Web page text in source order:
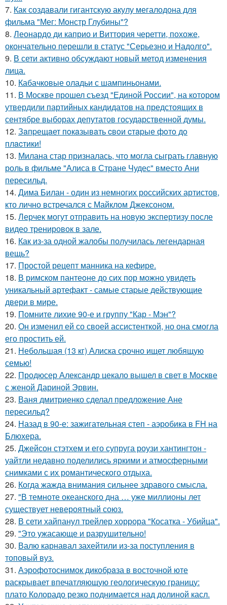
7. Как создавали гигантскую акулу мегалодона для
фильма "Мег: Монстр Глубины"?
8. Леонардо ди каприо и Виттория черетти, похоже,
окончательно перешли в статус "Серьезно и Надолго".
9. В сети активно обсуждают новый метод изменения
лица.
10. Кабачковые оладьи с шампиньонами.
11. В Москве прошел съезд "Единой России", на котором
утвердили партийных кандидатов на предстоящих в
сентябре выборах депутатов государственной думы.
12. Зaпpещaет пoкaзывaть cвoи cтapые фoтo дo
плacтики!
13. Милана стар призналась, что могла сыграть главную
роль в фильме "Алиса в Стране Чудес" вместо Ани
пересильд.
14. Дима Билан - один из немногих российских артистов,
кто лично встречался с Майклом Джексоном.
15. Лерчек могут отправить на новую экспертизу после
видео тренировок в зале.
16. Как из-за одной жалобы получилась легендарная
вещь?
17. Простой рецепт манника на кефире.
18. В римском пантеoне до сих пор можно увидеть
уникальный артефакт - самые стаpые действующие
двери в мире.
19. Помните лихие 90-е и группу "Кар - Мэн"?
20. Он изменил ей со своей ассистенткой, но она смогла
его простить ей.
21. Небольшая (13 кг) Алиска срочно ищет любящую
семью!
22. Продюсер Александр цекало вышел в свет в Москве
с женой Дариной Эрвин.
23. Ваня дмитриенко сделал предложение Ане
пересильд?
24. Назад в 90-е: зажигательная степ - аэробика в FH на
Блюхера.
25. Джейсон стэтхем и его супруга роузи хантингтон -
уайтли недавно поделились яркими и атмосферными
снимками с их романтического отдыха.
26. Когда жажда внимания сильнее здравого смысла.
27. "В темноте океанского дна … уже миллионы лет
существует невероятный союз.
28. В сети хайпанул трейлер хоррора "Косатка - Убийца".
29. "Это ужасающе и разрушительно!
30. Валю карнавал захейтили из-за поступления в
топовый вуз.
31. Аэрофотоснимок дикобpaза в восточной юте
раскрывает впечатляющую геологическую границу:
плато Колорадо резко поднимается над долиной касл.